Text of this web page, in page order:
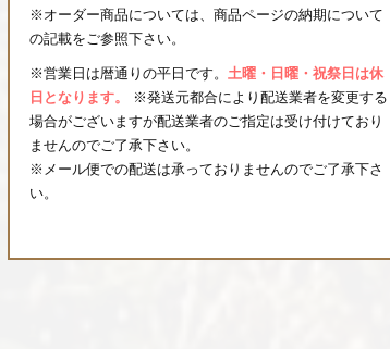
※オーダー商品については、商品ページの納期について
の記載をご参照下さい。
※営業日は暦通りの平日です。 土曜・日曜・祝祭日は休
日となります。
※発送元都合により配送業者を変更する
場合がございますが配送業者のご指定は受け付けており
ませんのでご了承下さい。
※メール便での配送は承っておりませんのでご了承下さ
い。